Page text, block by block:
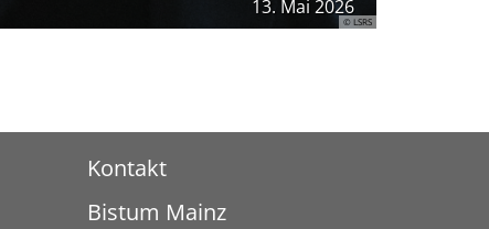
13. Mai 2026
© LSRS
Kontakt
Bistum Mainz